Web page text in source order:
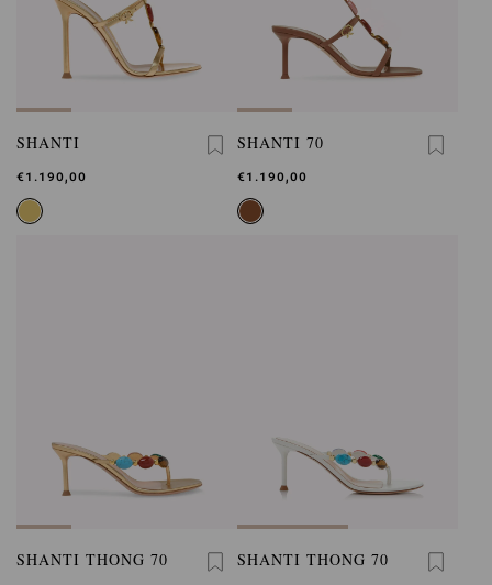
SHANTI
€1.190,00
SHANTI 70
€1.190,00
SHANTI THONG 70 SHANTI THONG 70